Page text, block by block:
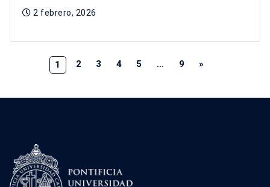
2 febrero, 2026
1 2 3 4 5 … 9 »